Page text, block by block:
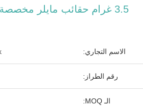
3.5 غرام حقائب مايلر
الاسم التجاري:
رقم الطراز:
الـ MOQ: